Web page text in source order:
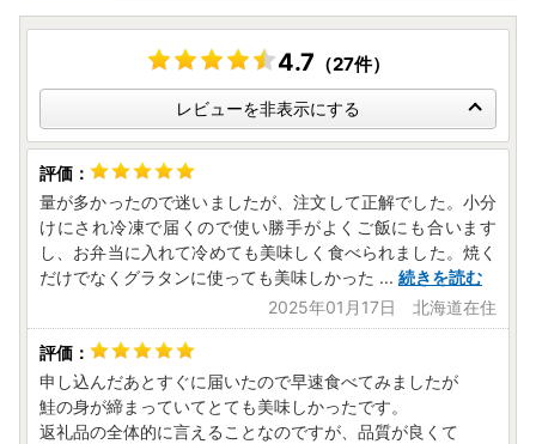
4.7 （27件）
レビューを非表示にする
量が多かったので迷いましたが、注文して正解でした。小分
けにされ冷凍で届くので使い勝手がよくご飯にも合います
し、お弁当に入れて冷めても美味しく食べられました。焼く
だけでなくグラタンに使っても美味しかった ... 続きを読む
2025年01月17日 北海道在住
申し込んだあとすぐに届いたので早速食べてみましたが
鮭の身が締まっていてとても美味しかったです。
返礼品の全体的に言えることなのですが、品質が良くて